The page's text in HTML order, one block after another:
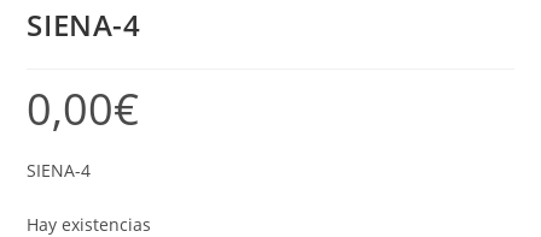
SIENA-4
0,00€
SIENA-4
Hay existencias